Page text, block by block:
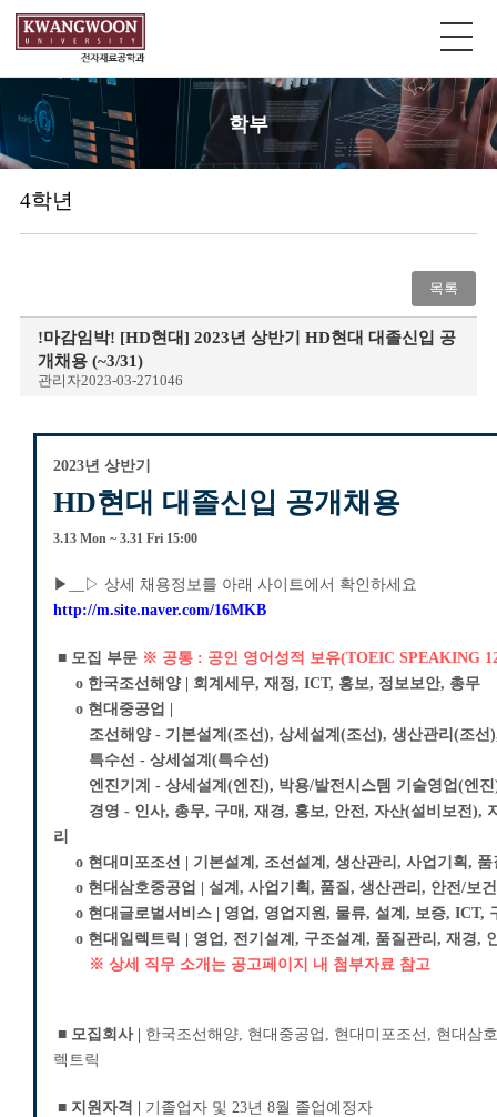
학부
4학년
목록
!마감임박! [HD현대] 2023년 상반기 HD현대 대졸신입 공
개채용 (~3/31)
관리자2023-03-271046
2023년 상반기
HD현대 대졸신입 공개채용
3.13 Mon ~ 3.31 Fri 15:00
▶__▷ 상세 채용정보를 아래 사이트에서 확인하세요
http://m.site.naver.com/16MKB
■ 모집 부문 ※ 공통 : 공인 영어성적 보유(TOEIC SPEAKING
o 한국조선해양 | 회계세무, 재정, ICT, 홍보, 정보보안, 총무
o 현대중공업 |
조선해양 - 기본설계(조선), 상세설계(조선), 생산관리(조선
특수선 - 상세설계(특수선)
엔진기계 - 상세설계(엔진), 박용/발전시스템 기술영업(엔진
경영 - 인사, 총무, 구매, 재경, 홍보, 안전, 자산(설비보전),
리
o 현대미포조선 | 기본설계, 조선설계, 생산관리, 사업기획,
o 현대삼호중공업 | 설계, 사업기획, 품질, 생산관리, 안전/보
o 현대글로벌서비스 | 영업, 영업지원, 물류, 설계, 보증, ICT,
o 현대일렉트릭 | 영업, 전기설계, 구조설계, 품질관리, 재경,
※ 상세 직무 소개는 공고페이지 내 첨부자료 참고
■ 모집회사 | 한국조선해양, 현대중공업, 현대미포조선, 현대삼
렉트릭
■ 지원자격 | 기졸업자 및 23년 8월 졸업예정자